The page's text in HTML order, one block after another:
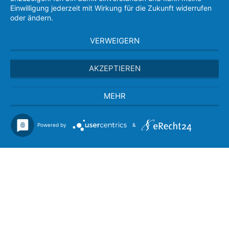
Einwilligung jederzeit mit Wirkung für die Zukunft widerrufen
oder ändern.
VERWEIGERN
AKZEPTIEREN
MEHR
Powered by &